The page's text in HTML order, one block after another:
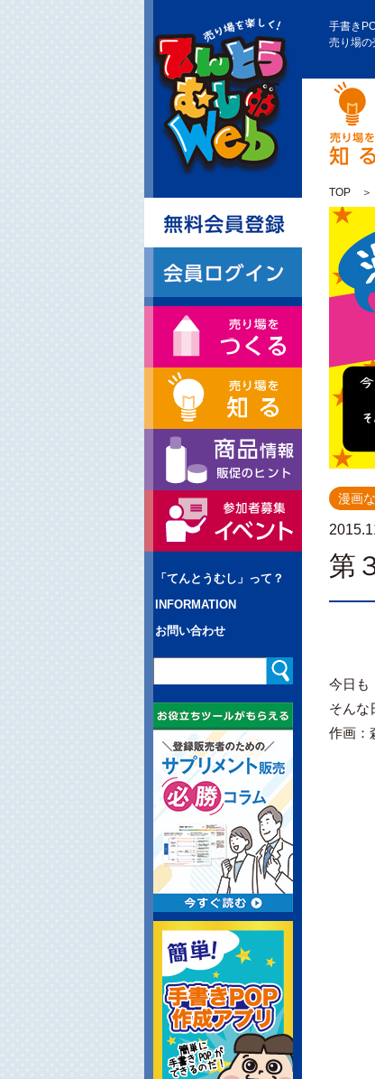
手書き
売り場の
TOP
「てんとうむし」って？
INFORMATION
お問い合わせ
漫画
第
今日も
そんな
作画：